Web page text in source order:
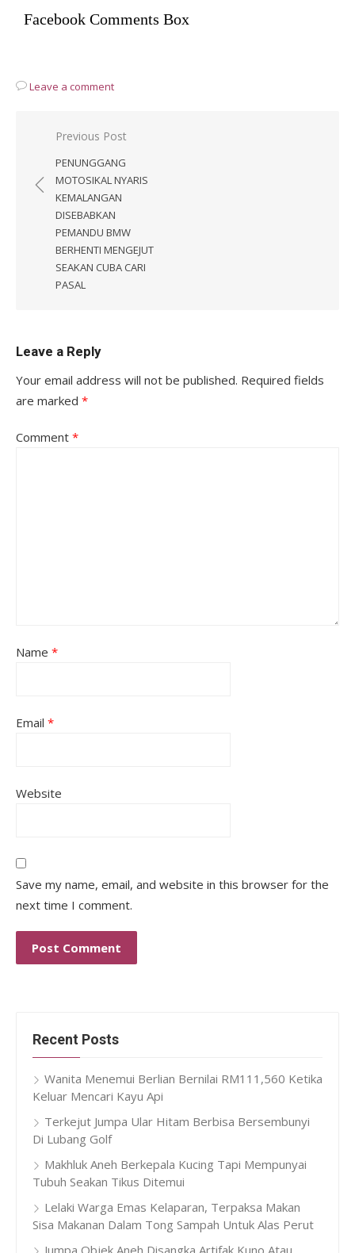
Facebook Comments Box
Leave a comment
Post
navigation
Previous Post
PENUNGGANG
MOTOSIKAL NYARIS
KEMALANGAN
DISEBABKAN
PEMANDU BMW
BERHENTI MENGEJUT
SEAKAN CUBA CARI
PASAL
Leave a Reply
Your email address will not be published. Required fields
are marked *
Comment *
Name *
Email *
Website
Save my name, email, and website in this browser for the
next time I comment.
Recent Posts
Wanita Menemui Berlian Bernilai RM111,560 Ketika
Keluar Mencari Kayu Api
Terkejut Jumpa Ular Hitam Berbisa Bersembunyi
Di Lubang Golf
Makhluk Aneh Berkepala Kucing Tapi Mempunyai
Tubuh Seakan Tikus Ditemui
Lelaki Warga Emas Kelaparan, Terpaksa Makan
Sisa Makanan Dalam Tong Sampah Untuk Alas Perut
Jumpa Objek Aneh Disangka Artifak Kuno Atau